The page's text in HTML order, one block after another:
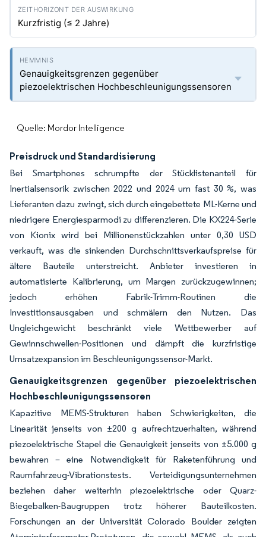
Kurzfristig (≤ 2 Jahre)
Genauigkeitsgrenzen gegenüber
piezoelektrischen Hochbeschleunigungssensoren
Quelle: Mordor Intelligence
Preisdruck und Standardisierung
Bei Smartphones schrumpfte der Stücklistenanteil für
Inertialsensorik zwischen 2022 und 2024 um fast 30 %, was
Lieferanten dazu zwingt, sich durch eingebettete ML-Kerne und
niedrigere Energiesparmodi zu differenzieren. Die KX224-Serie
von Kionix wird bei Millionenstückzahlen unter 0,30 USD
verkauft, was die sinkenden Durchschnittsverkaufspreise für
ältere Bauteile unterstreicht. Anbieter investieren in
automatisierte Kalibrierung, um Margen zurückzugewinnen;
jedoch erhöhen Fabrik-Trimm-Routinen die
Investitionsausgaben und schmälern den Nutzen. Das
Ungleichgewicht beschränkt viele Wettbewerber auf
Gewinnschwellen-Positionen und dämpft die kurzfristige
Umsatzexpansion im Beschleunigungssensor-Markt.
Genauigkeitsgrenzen gegenüber piezoelektrischen
Hochbeschleunigungssensoren
Kapazitive MEMS-Strukturen haben Schwierigkeiten, die
Linearität jenseits von ±200 g aufrechtzuerhalten, während
piezoelektrische Stapel die Genauigkeit jenseits von ±5.000 g
bewahren – eine Notwendigkeit für Raketenführung und
Raumfahrzeug-Vibrationstests. Verteidigungsunternehmen
beziehen daher weiterhin piezoelektrische oder Quarz-
Biegebalken-Baugruppen trotz höherer Bauteilkosten.
Forschungen an der Universität Colorado Boulder zeigten